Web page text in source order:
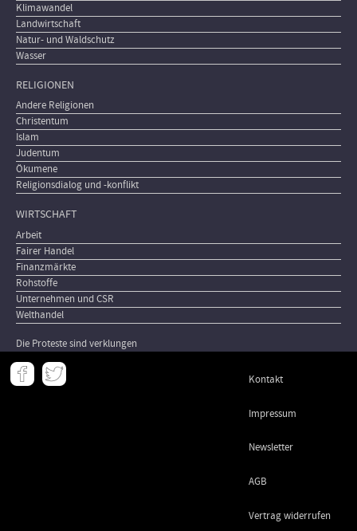
Klimawandel
Landwirtschaft
Natur- und Waldschutz
Wasser
RELIGIONEN
Andere Religionen
Christentum
Islam
Judentum
Ökumene
Religionsdialog und -konflikt
WIRTSCHAFT
Arbeit
Fairer Handel
Finanzmärkte
Rohstoffe
Unternehmen und CSR
Welthandel
Die Proteste sind verklungen
Meta
- Kontakt
Impressum
Newsletter
AGB
Vertrag widerrufen